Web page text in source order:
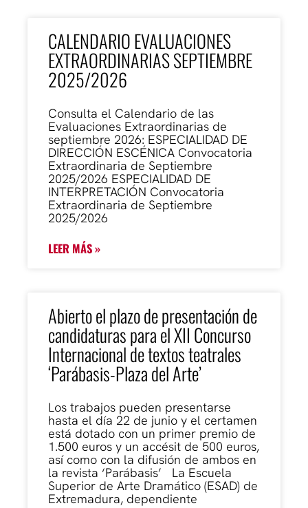
CALENDARIO EVALUACIONES
EXTRAORDINARIAS SEPTIEMBRE
2025/2026
Consulta el Calendario de las
Evaluaciones Extraordinarias de
septiembre 2026: ESPECIALIDAD DE
DIRECCIÓN ESCÉNICA Convocatoria
Extraordinaria de Septiembre
2025/2026 ESPECIALIDAD DE
INTERPRETACIÓN Convocatoria
Extraordinaria de Septiembre
2025/2026
LEER MÁS »
Abierto el plazo de presentación de
candidaturas para el XII Concurso
Internacional de textos teatrales
‘Parábasis-Plaza del Arte’
Los trabajos pueden presentarse
hasta el día 22 de junio y el certamen
está dotado con un primer premio de
1.500 euros y un accésit de 500 euros,
así como con la difusión de ambos en
la revista ‘Parábasis’ La Escuela
Superior de Arte Dramático (ESAD) de
Extremadura, dependiente